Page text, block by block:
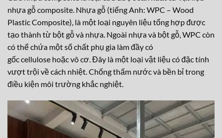
nhựa gỗ composite. Nhựa gỗ (tiếng Anh: WPC – Wood
Plastic Composite), là một loại nguyên liệu tổng hợp được
tạo thành từ bột gỗ và nhựa. Ngoài nhựa và bột gỗ, WPC còn
có thể chứa một số chất phụ gia làm đầy có
gốc cellulose hoặc vô cơ. Đây là một loại vật liệu có đặc tính
vượt trội về cách nhiệt. Chống thấm nước và bền bỉ trong
điều kiện môi trường khắc nghiệt.